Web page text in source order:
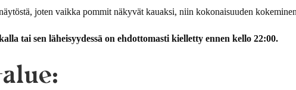
joten vaikka pommit näkyvät kauaksi, niin kokonaisuuden
tai sen läheisyydessä on ehdottomasti kielletty ennen kello 22:00.